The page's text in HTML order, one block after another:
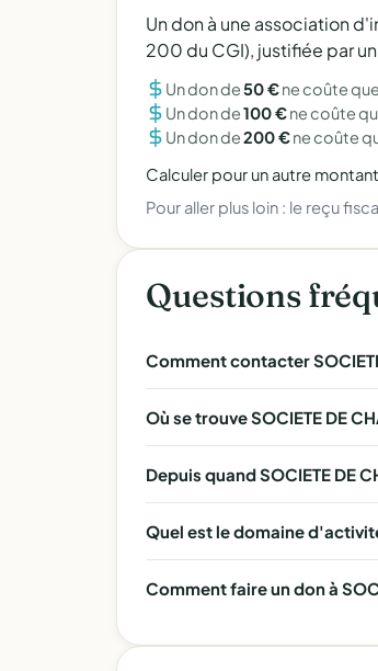
Un don à une association
200 du CGI), justifiée par
Un don de50 €ne coûte que
Un don de100 €ne coûte
Un don de200 €ne coûte
Calculer pour un autre
Pour aller plus loin : le reçu
Questions
Comment contacter
Où se trouve SOCIETE DE
Depuis quand SOCIETE DE
Quel est le domaine d'activité
Comment faire un don à